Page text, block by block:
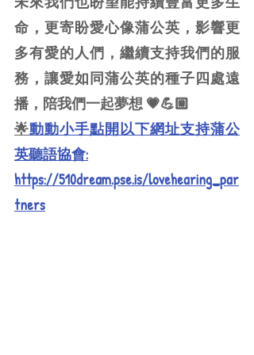
命，更寄盼愛心像蒲公英，影響更
多有愛的人們，繼續支持我們的服
務，讓愛如同蒲公英的種子四處遠
播，陪我們一起夢想 💗💪🏼
🌟動動小手點開以下網址支持蒲公
英聽語協會:
https://510dream.pse.is/lovehearing_par
tners